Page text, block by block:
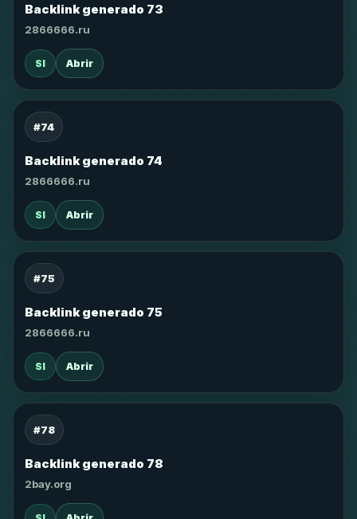
Backlink generado 73
2866666.ru
SI Abrir
#74
Backlink generado 74
2866666.ru
SI Abrir
#75
Backlink generado 75
2866666.ru
SI Abrir
#78
Backlink generado 78
2bay.org